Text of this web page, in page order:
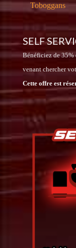
Toboggans
SELF
Bénéficiez de 35%
venant chercher
Cette offre est